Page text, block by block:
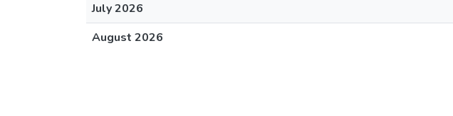
July 2026
August 2026